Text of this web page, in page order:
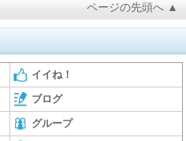
ページの先頭へ ▲
イイね！
ブログ
グループ